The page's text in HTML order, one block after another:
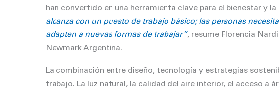
han convertido en una herramienta clave para el bienestar y
alcanza con un puesto de trabajo básico; las personas
adapten a nuevas formas de trabajar”, resume Florencia
Newmark Argentina.
La combinación entre diseño, tecnología y estrategias
trabajo. La luz natural, la calidad del aire interior, el acceso a